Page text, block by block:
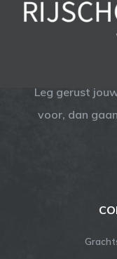
Leg gerust
voor, dan